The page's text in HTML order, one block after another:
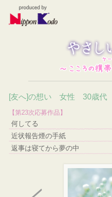
[友へ]の想い 女性 30歳代
【第23次応募作品】
何してる
近状報告煙の手紙
返事は寝てから夢の中